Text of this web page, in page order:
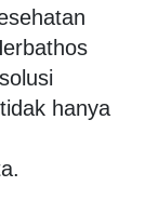
hanya